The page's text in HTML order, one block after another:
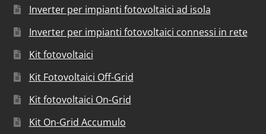
Inverter per impianti fotovoltaici ad isola
Inverter per impianti fotovoltaici connessi in rete
Kit fotovoltaici
Kit Fotovoltaici Off-Grid
Kit fotovoltaici On-Grid
Kit On-Grid Accumulo